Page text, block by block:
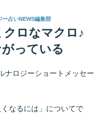
ー占いNEWS編集部
クロなマクロ♪
っている
ナロジーショートメッセー
なるには」についてで